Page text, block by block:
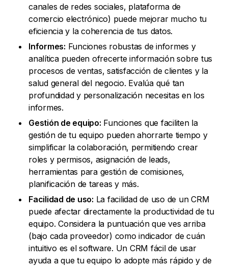
canales de redes sociales, plataforma de
comercio electrónico) puede mejorar mucho tu
eficiencia y la coherencia de tus datos.
Informes: Funciones robustas de informes y
analítica pueden ofrecerte información sobre tus
procesos de ventas, satisfacción de clientes y la
salud general del negocio. Evalúa qué tan
profundidad y personalización necesitas en los
informes.
Gestión de equipo: Funciones que faciliten la
gestión de tu equipo pueden ahorrarte tiempo y
simplificar la colaboración, permitiendo crear
roles y permisos, asignación de leads,
herramientas para gestión de comisiones,
planificación de tareas y más.
Facilidad de uso: La facilidad de uso de un CRM
puede afectar directamente la productividad de tu
equipo. Considera la puntuación que ves arriba
(bajo cada proveedor) como indicador de cuán
intuitivo es el software. Un CRM fácil de usar
ayuda a que tu equipo lo adopte más rápido y de